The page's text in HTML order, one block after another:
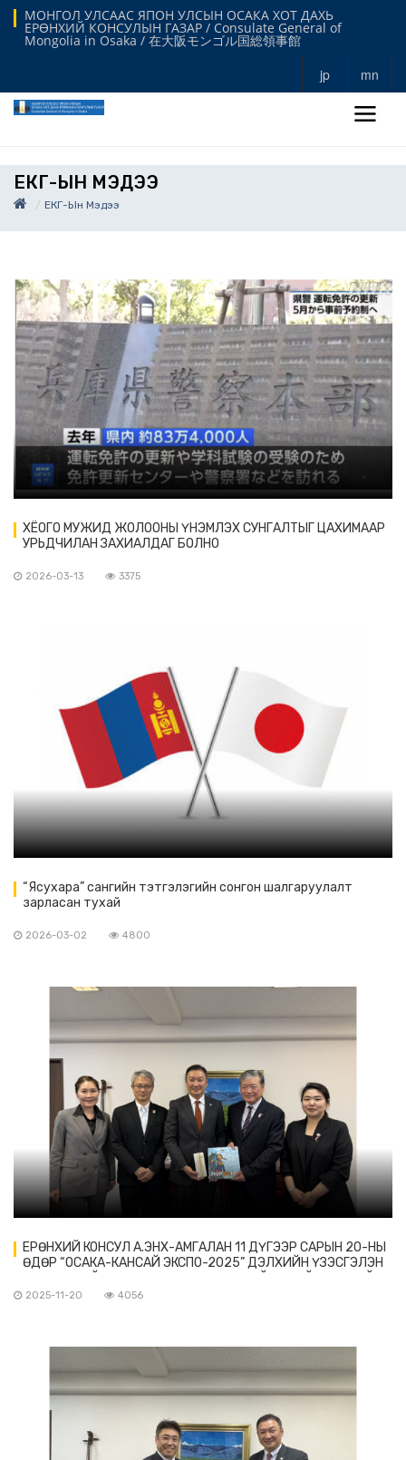
МОНГОЛ УЛСААС ЯПОН УЛСЫН ОСАКА ХОТ ДАХЬ
ЕРӨНХИЙ КОНСУЛЫН ГАЗАР / Consulate General of
Mongolia in Osaka / 在大阪モンゴル国総領事館
jp mn
ЕКГ-ЫН МЭДЭЭ
ЕКГ-Ын Мэдээ
ХЁОГО МУЖИД ЖОЛООНЫ ҮНЭМЛЭХ СУНГАЛТЫГ ЦАХИМААР
УРЬДЧИЛАН ЗАХИАЛДАГ БОЛНО
2026-03-13 3375
“Ясухара” сангийн тэтгэлэгийн сонгон шалгаруулалт
зарласан тухай
2026-03-02 4800
ЕРӨНХИЙ КОНСУЛ А.ЭНХ-АМГАЛАН 11 ДҮГЭЭР САРЫН 20-НЫ
ӨДӨР “ОСАКА-КАНСАЙ ЭКСПО-2025” ДЭЛХИЙН ҮЗЭСГЭЛЭН
ДАРГЫН ОРЛОГЧ ИЧИНОКИ МАНАЦҮ-ТАЙ УУЛЗАВ
2025-11-20 4056